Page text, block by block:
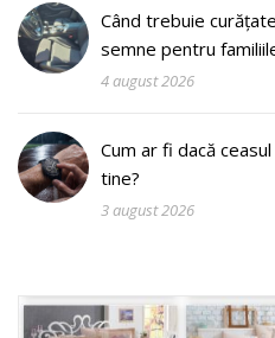
Când trebuie
semne pentru
4 august 2026
Cum ar fi dacă
tine?
3 august 2026